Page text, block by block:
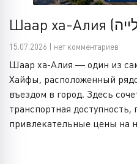
15.07.2026 | нет комментариев
Шаар ха-Алия — один из
Хайфы, расположенный
въездом в город. Здесь
транспортная
привлекательные цены на